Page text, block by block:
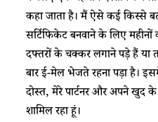
कहा जाता है। मैं ऐसे कई किस्से
सर्टिफिकेट बनवाने के लिए
दफ्तरों के चक्कर लगाने पड़े हैं या
बार ई-मेल भेजते रहना पड़ा है।
दोस्त, मेरे पार्टनर और अपने खुद
शामिल रहा हूं।